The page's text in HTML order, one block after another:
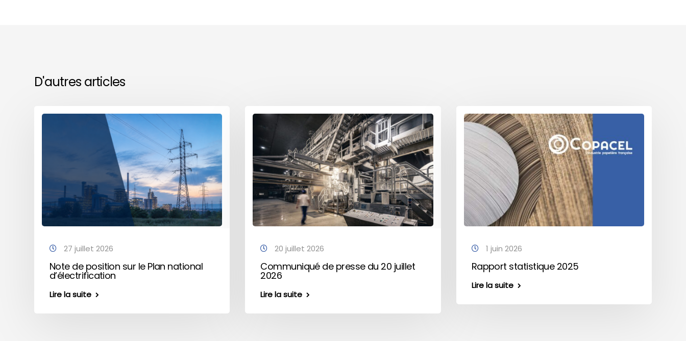
D'autres articles
27 juillet 2026
Note de position sur le Plan national
d’électrification
Lire la suite
20 juillet 2026
Communiqué de presse du 20 juillet
2026
Lire la suite
1 juin 2026
Rapport statistique 2025
Lire la suite